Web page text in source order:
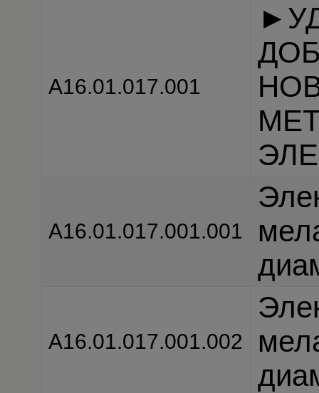
А16.01.017.001
А16.01.017.001.001
А16.01.017.001.002